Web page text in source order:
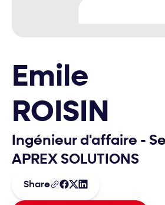
Emile
ROISIN
Ingénieur d'affaire -
APREX SOLUTIONS
Share